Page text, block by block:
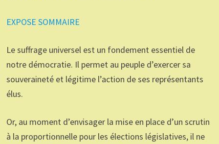
EXPOSE SOMMAIRE
Le suffrage universel est un fondement essentiel de
notre démocratie. Il permet au peuple d’exercer sa
souveraineté et légitime l’action de ses représentants
élus.
Or, au moment d’envisager la mise en place d’un scrutin
à la proportionnelle pour les élections législatives, il ne